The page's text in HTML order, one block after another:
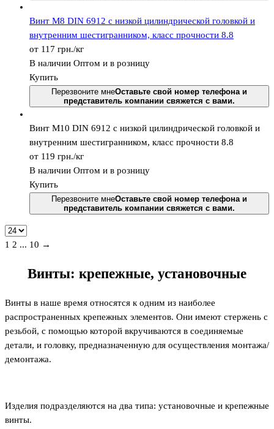
Винт М8 DIN 6912 с низкой цилиндрической головкой и
внутренним шестигранником, класс прочности 8.8
от 117 грн./кг
В наличии Оптом и в розницу
Купить
Перезвоните мнеОставьте свой номер телефона и
представитель компании свяжется с вами.
Винт М10 DIN 6912 с низкой цилиндрической головкой и
внутренним шестигранником, класс прочности 8.8
от 119 грн./кг
В наличии Оптом и в розницу
Купить
Перезвоните мнеОставьте свой номер телефона и
представитель компании свяжется с вами.
1 2 ... 10 →
Винты: крепежные, установочные
Винты в наше время относятся к одним из наиболее
распространенных крепежных элементов. Они имеют стержень с
резьбой, с помощью которой вкручиваются в соединяемые
детали, и головку, предназначенную для осуществления монтажа/
демонтажа.
Изделия подразделяются на два типа: установочные и крепежные
винты.